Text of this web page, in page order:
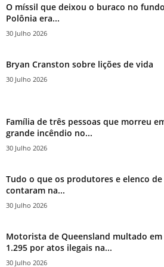
O míssil que deixou o buraco no
Polônia era...
30 Julho 2026
Bryan Cranston sobre lições de vida
30 Julho 2026
Família de três pessoas que morreu
grande incêndio no...
30 Julho 2026
Tudo o que os produtores e elenco
contaram na...
30 Julho 2026
Motorista de Queensland multado em
1.295 por atos ilegais na...
30 Julho 2026